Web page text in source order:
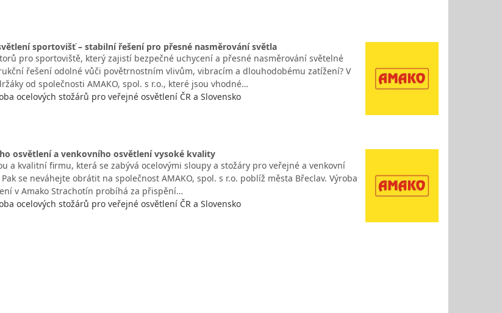
sportovišť – stabilní řešení pro přesné nasměrování světla
pro sportoviště, který zajistí bezpečné uchycení a přesné nasměrování světelné
řešení odolné vůči povětrnostním vlivům, vibracím a dlouhodobému zatížení? V
od společnosti AMAKO, spol. s r.o., které jsou vhodné…
ocelových stožárů pro veřejné osvětlení ČR a Slovensko
osvětlení a venkovního osvětlení vysoké kvality
a kvalitní firmu, která se zabývá ocelovými sloupy a stožáry pro veřejné a venkovní
se neváhejte obrátit na společnost AMAKO, spol. s r.o. poblíž města Břeclav. Výroba
v Amako Strachotín probíhá za přispění…
ocelových stožárů pro veřejné osvětlení ČR a Slovensko